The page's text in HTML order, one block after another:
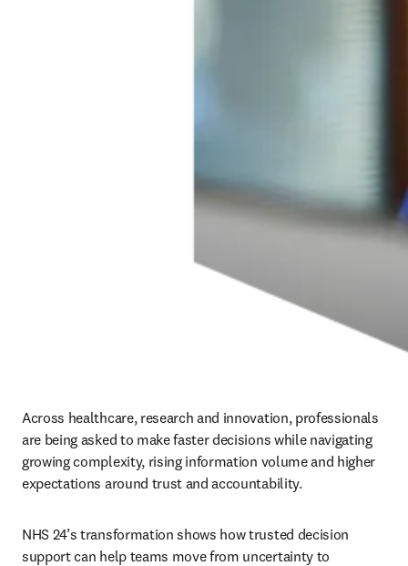
Across healthcare, research and innovation, professionals
are being asked to make faster decisions while navigating
growing complexity, rising information volume and higher
expectations around trust and accountability.
NHS 24’s transformation shows how trusted decision
support can help teams move from uncertainty to